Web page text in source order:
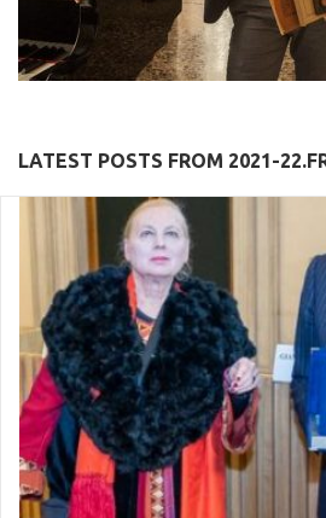
LATEST POSTS FROM 2021-